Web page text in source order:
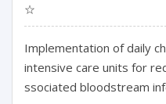
☆
Implementation of daily
intensive care units for
ssociated bloodstream